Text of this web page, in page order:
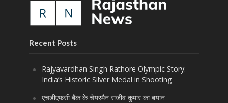
Recent Posts
Rajyavardhan Singh Rathore Olympic Story:
India’s Historic Silver Medal in Shooting
एचडीएफसी बैंक के चेयरमैन राजीव कुमार का बयान